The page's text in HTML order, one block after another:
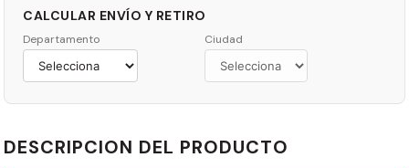
CALCULAR ENVÍO Y RETIRO
Departamento Ciudad
DESCRIPCION DEL PRODUCTO